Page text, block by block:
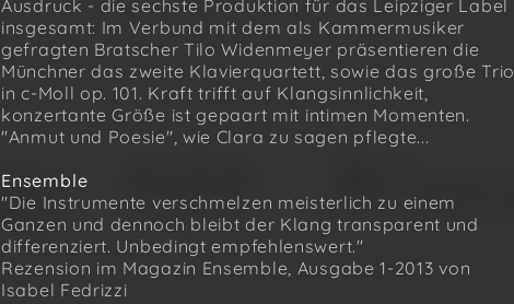
Ausdruck - die sechste Produktion für das Leipziger Label
insgesamt: Im Verbund mit dem als Kammermusiker
gefragten Bratscher Tilo Widenmeyer präsentieren die
Münchner das zweite Klavierquartett, sowie das große Trio
in c-Moll op. 101. Kraft trifft auf Klangsinnlichkeit,
konzertante Größe ist gepaart mit intimen Momenten.
"Anmut und Poesie", wie Clara zu sagen pflegte...
Ensemble
"Die Instrumente verschmelzen meisterlich zu einem
Ganzen und dennoch bleibt der Klang transparent und
differenziert. Unbedingt empfehlenswert."
Rezension im Magazin Ensemble, Ausgabe 1-2013 von
Isabel Fedrizzi